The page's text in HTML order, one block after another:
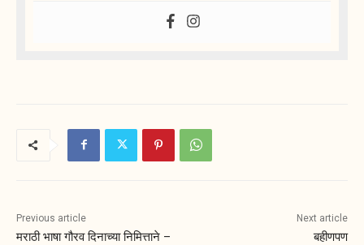
Previous article
मराठी भाषा गौरव दिनाच्या निमित्ताने –
Next article
बहीणपण